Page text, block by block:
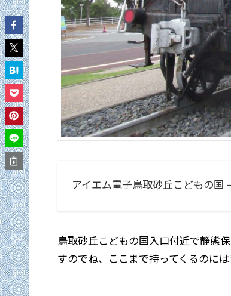
アイエム電子鳥取砂丘こどもの国 –
鳥取砂丘こどもの国入口付近で静態
すのでね、ここまで持ってくるのに